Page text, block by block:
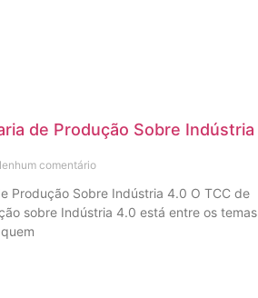
de Produção Sobre Indústria
comentário
Produção Sobre Indústria 4.0 O TCC de
sobre Indústria 4.0 está entre os temas